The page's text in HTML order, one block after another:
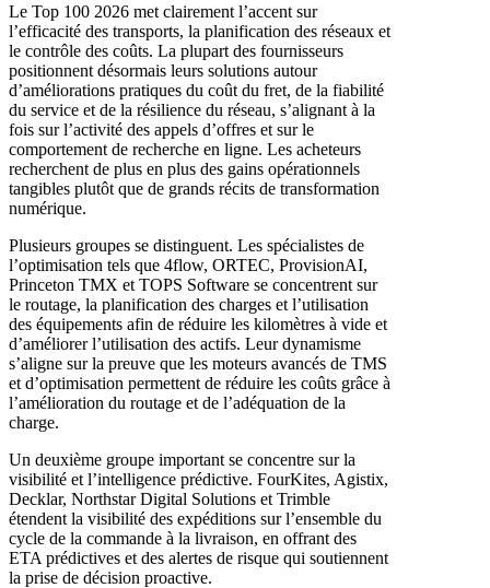
Le Top 100 2026 met clairement l’accent sur
l’efficacité des transports, la planification des réseaux et
le contrôle des coûts. La plupart des fournisseurs
positionnent désormais leurs solutions autour
d’améliorations pratiques du coût du fret, de la fiabilité
du service et de la résilience du réseau, s’alignant à la
fois sur l’activité des appels d’offres et sur le
comportement de recherche en ligne. Les acheteurs
recherchent de plus en plus des gains opérationnels
tangibles plutôt que de grands récits de transformation
numérique.
Plusieurs groupes se distinguent. Les spécialistes de
l’optimisation tels que 4flow, ORTEC, ProvisionAI,
Princeton TMX et TOPS Software se concentrent sur
le routage, la planification des charges et l’utilisation
des équipements afin de réduire les kilomètres à vide et
d’améliorer l’utilisation des actifs. Leur dynamisme
s’aligne sur la preuve que les moteurs avancés de TMS
et d’optimisation permettent de réduire les coûts grâce à
l’amélioration du routage et de l’adéquation de la
charge.
Un deuxième groupe important se concentre sur la
visibilité et l’intelligence prédictive. FourKites, Agistix,
Decklar, Northstar Digital Solutions et Trimble
étendent la visibilité des expéditions sur l’ensemble du
cycle de la commande à la livraison, en offrant des
ETA prédictives et des alertes de risque qui soutiennent
la prise de décision proactive.